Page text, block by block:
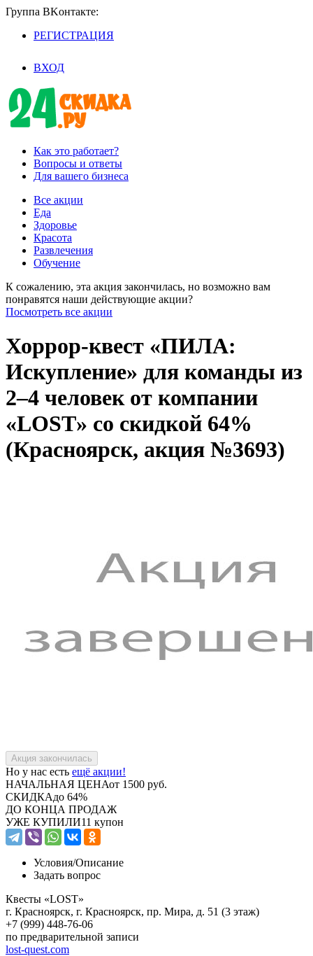
Группа BKoнтaктe:
РЕГИСТРАЦИЯ
ВХОД
Как это работает?
Вопросы и ответы
Для вашего бизнеса
Все акции
Еда
Здоровье
Красота
Развлечения
Обучение
К сожалению, эта акция закончилась, но возможно вам
понравятся наши действующие акции?
Посмотреть все акции
Хоррор-квест «ПИЛА:
Искупление» для команды из
2–4 человек от компании
«LOST» со скидкой 64%
(Красноярск, акция №3693)
Но у нас есть ещё акции!
НАЧАЛЬНАЯ ЦЕНАот 1500 руб.
СКИДКАдо 64%
ДО КОНЦА ПРОДАЖ
УЖЕ КУПИЛИ11 купон
Условия/Описание
Задать вопрос
Квесты «LOST»
г. Красноярск, г. Красноярск, пр. Мира, д. 51 (3 этаж)
+7 (999) 448-76-06
по предварительной записи
lost-quest.com